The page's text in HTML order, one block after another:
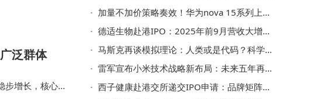
新定义职场
泛群体
步增长，核心产
加量不加价策略奏效！华为nova 15系列上市后销量迅速突破40万台
德适生物赴港IPO：2025年前9月营收大增，创始人宋宁履历亮眼
马斯克再谈模拟理论：人类或是代码？科学争议与商业算计交织
雷军宣布小米技术战略新布局：未来五年再投2000亿研发，2026年迎重磅新品
西子健康赴港交所递交IPO申请：品牌矩阵亮眼 近三年营收稳步增长